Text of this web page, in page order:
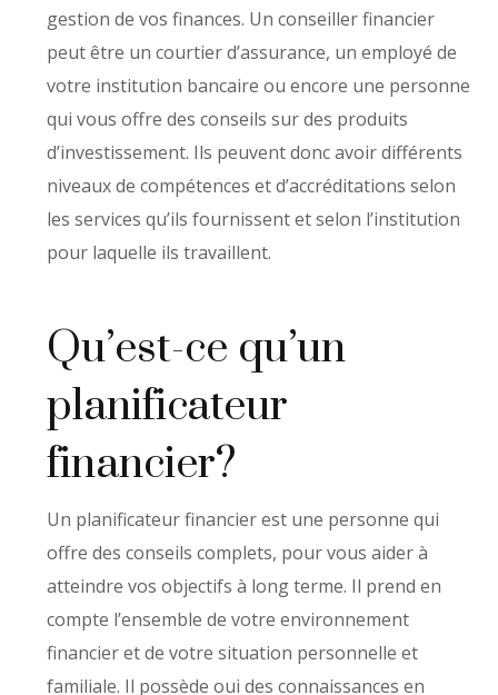
gestion de vos finances. Un conseiller financier
peut être un courtier d’assurance, un employé de
votre institution bancaire ou encore une personne
qui vous offre des conseils sur des produits
d’investissement. Ils peuvent donc avoir différents
niveaux de compétences et d’accréditations selon
les services qu’ils fournissent et selon l’institution
pour laquelle ils travaillent.
Qu’est-ce qu’un
planificateur
financier?
Un planificateur financier est une personne qui
offre des conseils complets, pour vous aider à
atteindre vos objectifs à long terme. Il prend en
compte l’ensemble de votre environnement
financier et de votre situation personnelle et
familiale. Il possède oui des connaissances en